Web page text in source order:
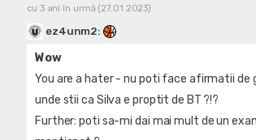
cu 3 ani în urmă (27.01.2023)
ez4unm2:
Wow
You are a hater - nu poti face afirmatii de
unde stii ca Silva e proptit de BT ?!?
Further: poti sa-mi dai mai mult de un